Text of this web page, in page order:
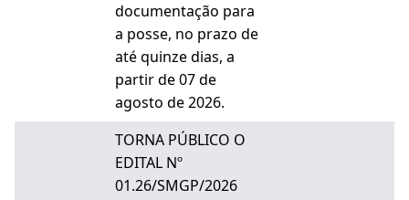
documentação para
a posse, no prazo de
até quinze dias, a
partir de 07 de
agosto de 2026.
TORNA PÚBLICO O
EDITAL Nº
01.26/SMGP/2026